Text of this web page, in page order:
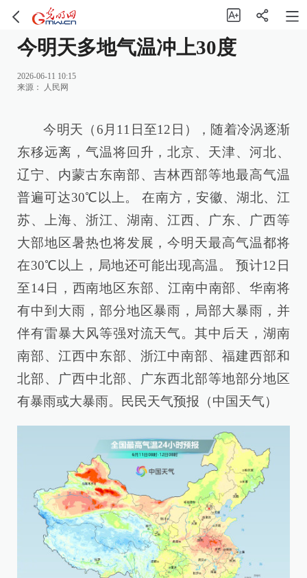
今明天多地气温冲上30度
2026-06-11 10:15
来源：
人民网
今明天（6月11日至12日），随着冷涡逐渐
东移远离，气温将回升，北京、天津、河北、
辽宁、内蒙古东南部、吉林西部等地最高气温
普遍可达30℃以上。 在南方，安徽、湖北、江
苏、上海、浙江、湖南、江西、广东、广西等
大部地区暑热也将发展，今明天最高气温都将
在30℃以上，局地还可能出现高温。 预计12日
至14日，西南地区东部、江南中南部、华南将
有中到大雨，部分地区暴雨，局部大暴雨，并
伴有雷暴大风等强对流天气。其中后天，湖南
南部、江西中东部、浙江中南部、福建西部和
北部、广西中北部、广东西北部等地部分地区
有暴雨或大暴雨。民民天气预报（中国天气）